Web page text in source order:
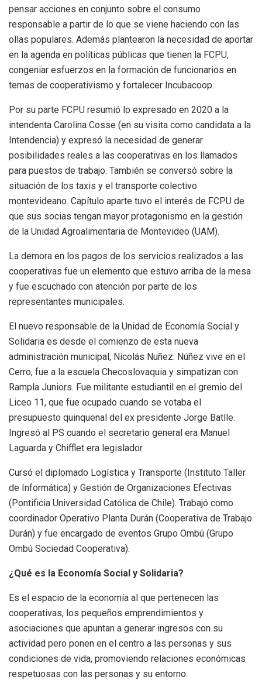
pensar acciones en conjunto sobre el consumo
responsable a partir de lo que se viene haciendo con las
ollas populares. Además plantearon la necesidad de aportar
en la agenda en políticas públicas que tienen la FCPU,
congeniar esfuerzos en la formación de funcionarios en
temas de cooperativismo y fortalecer Incubacoop.
Por su parte FCPU resumió lo expresado en 2020 a la
intendenta Carolina Cosse (en su visita como candidata a la
Intendencia) y expresó la necesidad de generar
posibilidades reales a las cooperativas en los llamados
para puestos de trabajo. También se conversó sobre la
situación de los taxis y el transporte colectivo
montevideano. Capítulo aparte tuvo el interés de FCPU de
que sus socias tengan mayor protagonismo en la gestión
de la Unidad Agroalimentaria de Montevideo (UAM).
La demora en los pagos de los servicios realizados a las
cooperativas fue un elemento que estuvo arriba de la mesa
y fue escuchado con atención por parte de los
representantes municipales.
El nuevo responsable de la Unidad de Economía Social y
Solidaria es desde el comienzo de esta nueva
administración municipal, Nicolás Nuñez. Núñez vive en el
Cerro, fue a la escuela Checoslovaquia y simpatizan con
Rampla Juniors. Fue militante estudiantil en el gremio del
Liceo 11, que fue ocupado cuando se votaba el
presupuesto quinquenal del ex presidente Jorge Batlle.
Ingresó al PS cuando el secretario general era Manuel
Laguarda y Chifflet era legislador.
Cursó el diplomado Logística y Transporte (Instituto Taller
de Informática) y Gestión de Organizaciones Efectivas
(Pontificia Universidad Católica de Chile). Trabajó como
coordinador Operativo Planta Durán (Cooperativa de Trabajo
Durán) y fue encargado de eventos Grupo Ombú (Grupo
Ombú Sociedad Cooperativa).
¿Qué es la Economía Social y Solidaria?
Es el espacio de la economía al que pertenecen las
cooperativas, los pequeños emprendimientos y
asociaciones que apuntan a generar ingresos con su
actividad pero ponen en el centro a las personas y sus
condiciones de vida, promoviendo relaciones económicas
respetuosas con las personas y su entorno.